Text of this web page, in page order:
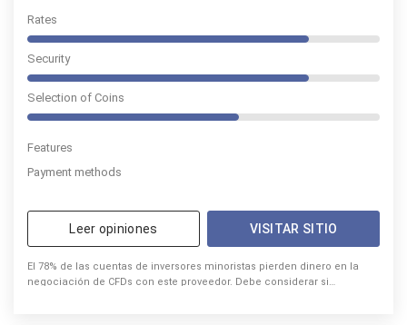
Rates
Security
Selection of Coins
Features
Payment methods
Leer opiniones VISITAR SITIO
El 78% de las cuentas de inversores minoristas pierden dinero en la
negociación de CFDs con este proveedor. Debe considerar si